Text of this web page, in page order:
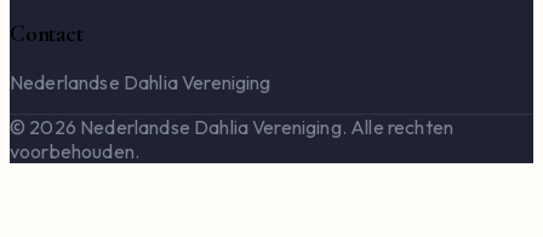
Contact
Nederlandse Dahlia Vereniging
© 2026 Nederlandse Dahlia Vereniging. Alle rechten
voorbehouden.